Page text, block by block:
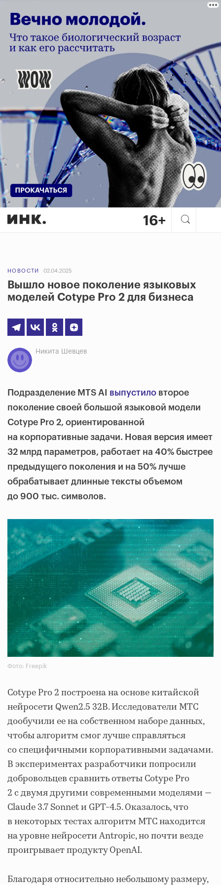
НОВОСТИ 02.04.2025
Вышло новое поколение языковых
моделей Cotype Pro 2 для бизнеса
Никита Шевцев
Подразделение MTS AI выпустило второе
поколение своей большой языковой модели
Cotype Pro 2, ориентированной
на корпоративные задачи. Новая версия имеет
32 млрд параметров, работает на 40% быстрее
предыдущего поколения и на 50% лучше
обрабатывает длинные тексты объемом
до 900 тыс. символов.
Фото: Freepik
Cotype Pro 2 построена на основе китайской
нейросети Qwen2.5 32B. Исследователи МТС
дообучили ее на собственном наборе данных,
чтобы алгоритм смог лучше справляться
со специфичными корпоративными задачами.
В экспериментах разработчики попросили
добровольцев сравнить ответы Cotype Pro
2 с двумя другими современными моделями —
Claude 3.7 Sonnet и GPT-4.5. Оказалось, что
в некоторых тестах алгоритм МТС находится
на уровне нейросети Antropic, но почти везде
проигрывает продукту OpenAI.
Благодаря относительно небольшому размеру,